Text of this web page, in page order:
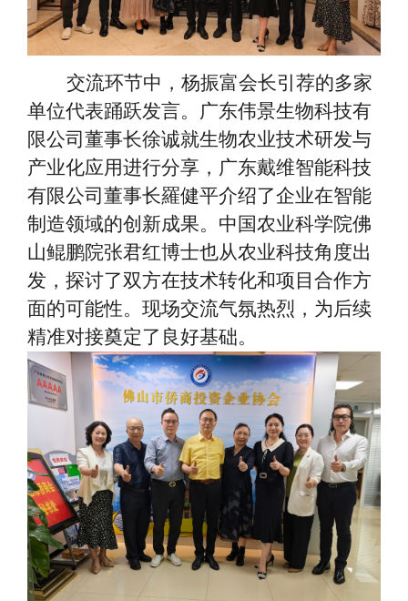
交流环节中，杨振富会长引荐的多家
单位代表踊跃发言。广东伟景生物科技有
限公司董事长徐诚就生物农业技术研发与
产业化应用进行分享，广东戴维智能科技
有限公司董事长羅健平介绍了企业在智能
制造领域的创新成果。中国农业科学院佛
山鲲鹏院张君红博士也从农业科技角度出
发，探讨了双方在技术转化和项目合作方
面的可能性。现场交流气氛热烈，为后续
精准对接奠定了良好基础。